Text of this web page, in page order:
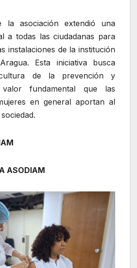
la asociación extendió una
a todas las ciudadanas para
instalaciones de la institución
Esta iniciativa busca
de la prevención y
fundamental que las
en general aportan al
ASODIAM